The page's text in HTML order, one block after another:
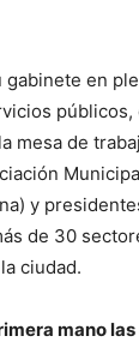
gabinete en
públicos,
mesa de
y
de 30
ciudad.
mano